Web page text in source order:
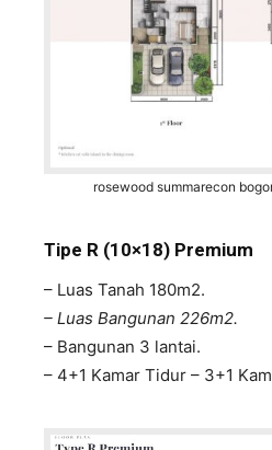
rosewood summarecon
Tipe R (10×18) Premium
– Luas Tanah 180m2.
– Luas Bangunan 226m2.
– Bangunan 3 lantai.
– 4+1 Kamar Tidur – 3+1